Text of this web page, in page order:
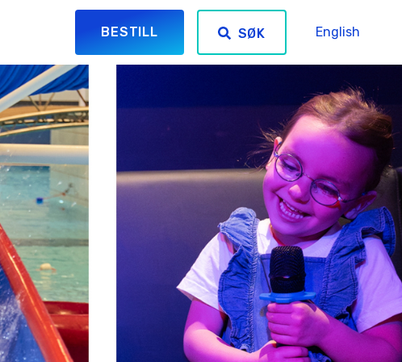
BESTILL SØK English